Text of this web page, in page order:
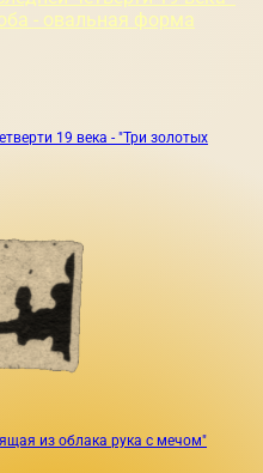
19 века - "Три золотых
из облака рука с мечом"